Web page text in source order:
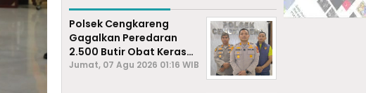
Polsek Cengkareng
Gagalkan Peredaran
2.500 Butir Obat Keras
Daftar G, Satu Pengedar
Jumat, 07 Agu 2026 01:16 WIB